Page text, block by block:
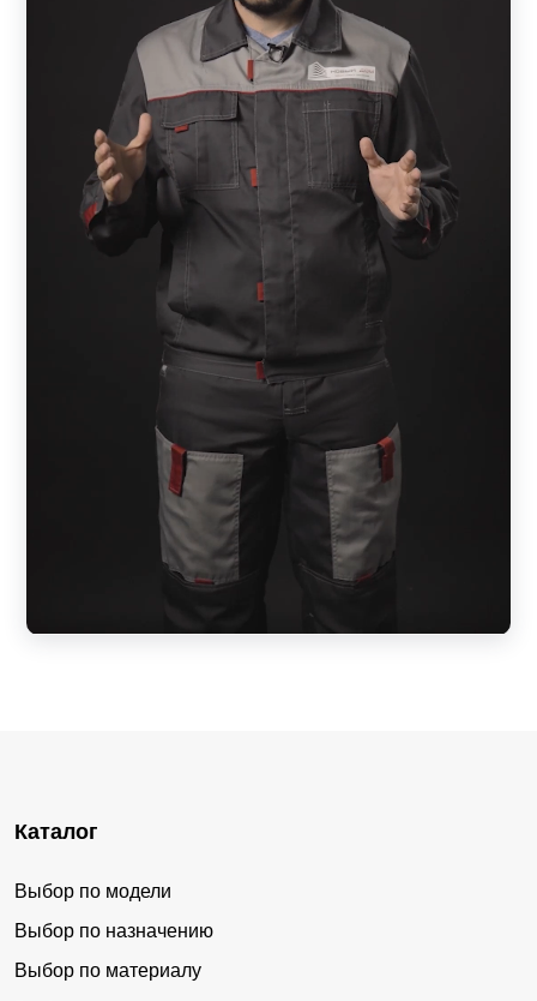
Каталог
Выбор по модели
Выбор по назначению
Выбор по материалу